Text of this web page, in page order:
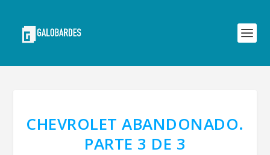
CHEVROLET ABANDONADO.
PARTE 3 DE 3